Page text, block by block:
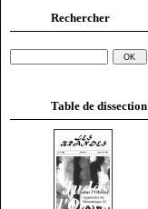
Rechercher
Table de dissection